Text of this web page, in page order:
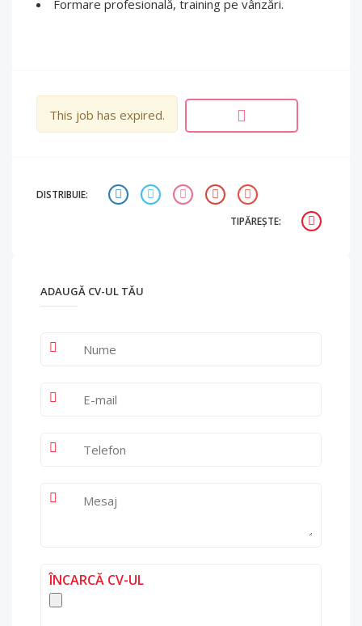
Formare profesională, training pe vânzări.
This job has expired.
DISTRIBUIE:
TIPĂREȘTE:
ADAUGĂ CV-UL TĂU
ÎNCARCĂ CV-UL